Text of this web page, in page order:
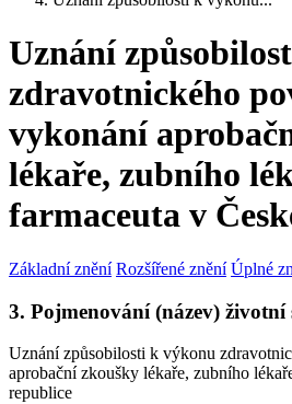
Uznání
zdravotnického
vykonání
lékaře, zubního
farmaceuta v
Základní znění Rozšířené znění Úplné
3. Pojmenování (název) životní
Uznání způsobilosti k výkonu
aprobační zkoušky lékaře, zubního
republice